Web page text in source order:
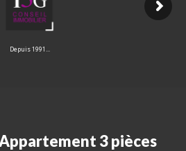
Appartement 3 pièces